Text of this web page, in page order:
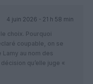
4 juin 2026 - 21 h 58 min
choix. Pourquoi
coupable, on se
Lamy au nom des
qu’elle juge «